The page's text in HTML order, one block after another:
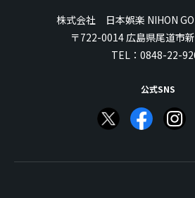
株式会社 日本娯楽 NIHON
〒722-0014 広島県尾道市
TEL： 0848-22-
公式SNS